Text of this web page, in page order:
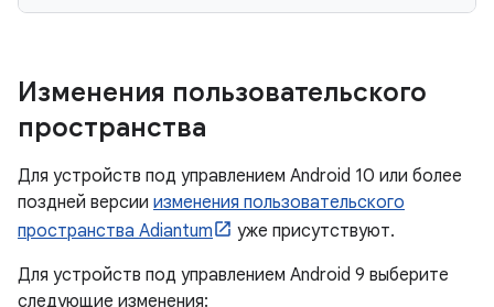
Изменения пользовательского
пространства
Для устройств под управлением Android 10 или более
поздней версии изменения пользовательского
пространства Adiantum
уже присутствуют.
Для устройств под управлением Android 9 выберите
следующие изменения: